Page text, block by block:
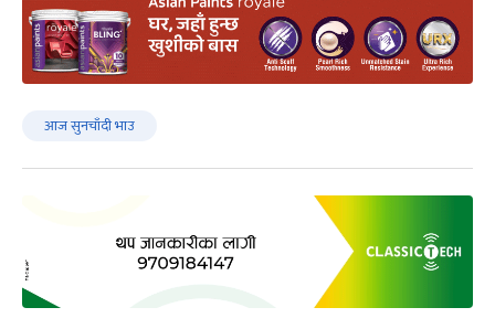
आज सुनचाँदी भाउ